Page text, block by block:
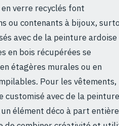
verre recyclés font
ou contenants à bijoux,
avec de la peinture ardoise
en bois récupérées se
étagères murales ou en
Pour les vêtements,
avec de la peinture
élément déco à part